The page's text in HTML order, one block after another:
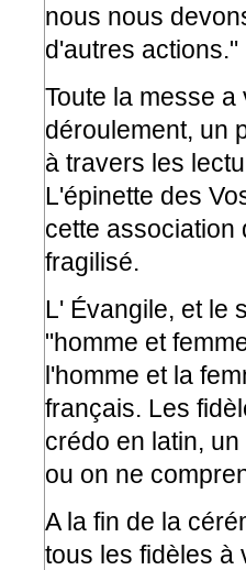
nous nous
d'autres actions."
Toute la messe
déroulement, un
à travers les
L'épinette des
cette association
fragilisé.
L' Évangile, et le
"homme et
l'homme et la
français. Les
crédo en latin,
ou on ne
A la fin de la
tous les fidèles à